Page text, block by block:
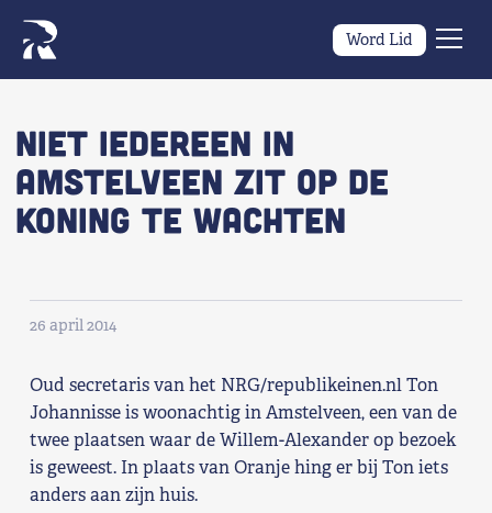
Word Lid
Zoeken
naar:Wat we willen
Wat we doen
Nieuws
Agenda
Niet iedereen in
Amstelveen zit op de
koning te wachten
26 april 2014
Oud secretaris van het NRG/republikeinen.nl Ton
Johannisse is woonachtig in Amstelveen, een van de
twee plaatsen waar de Willem-Alexander op bezoek
is geweest. In plaats van Oranje hing er bij Ton iets
anders aan zijn huis.